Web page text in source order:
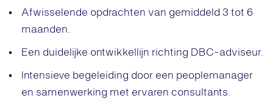
Afwisselende opdrachten van gemiddeld 3 tot 6
maanden.
Een duidelijke ontwikkellijn richting DBC-adviseur.
Intensieve begeleiding door een peoplemanager
en samenwerking met ervaren consultants.